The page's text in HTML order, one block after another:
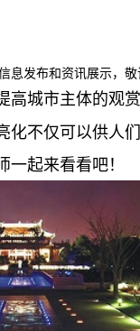
发布和资讯展示，敬
高城市主体的观
不仅可以供人
起来看看吧！